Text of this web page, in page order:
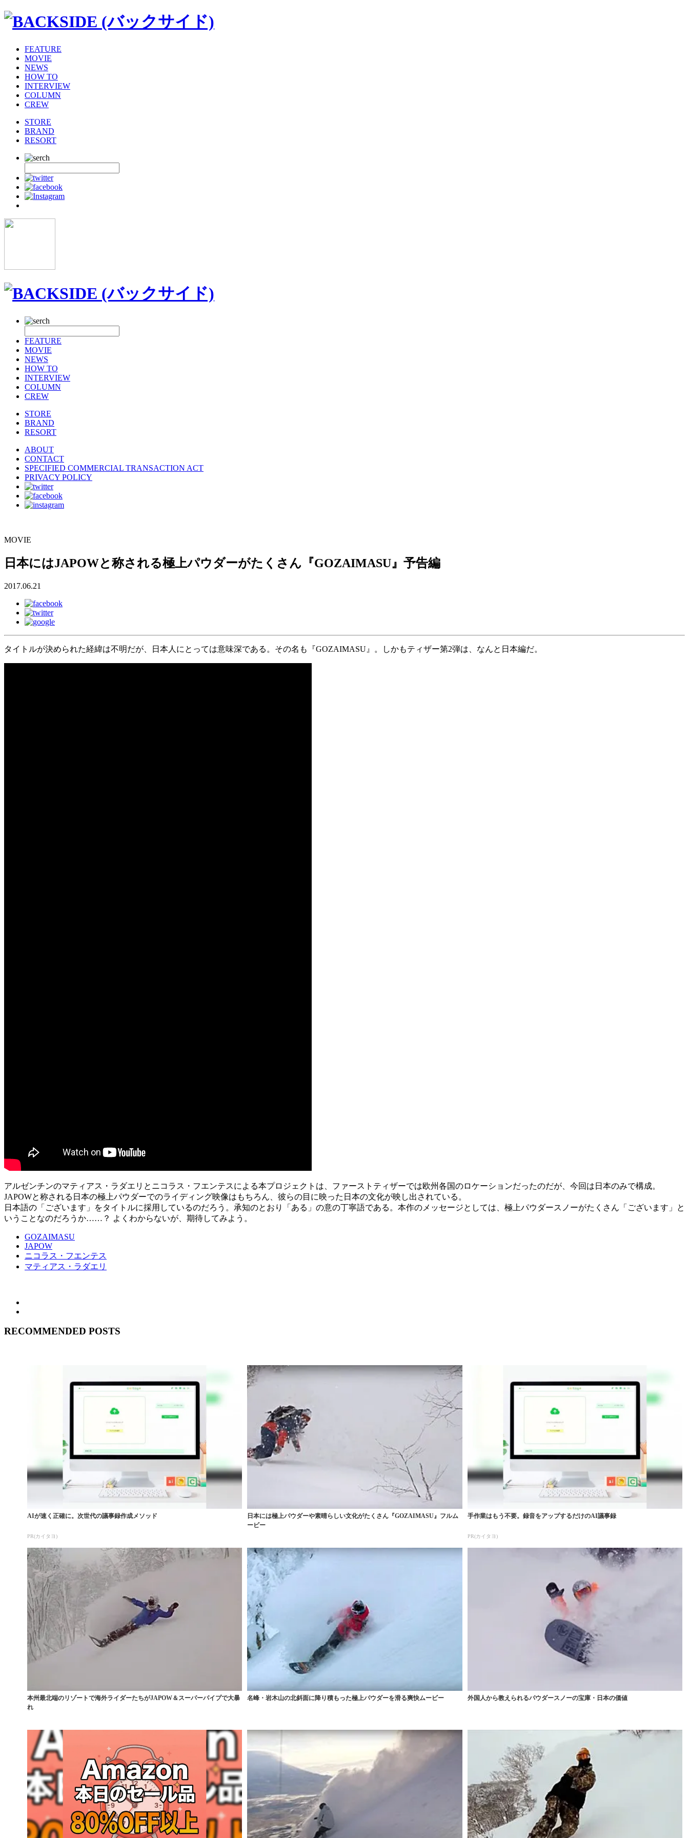
FEATURE
MOVIE
NEWS
HOW TO
INTERVIEW
COLUMN
CREW
STORE
BRAND
RESORT
FEATURE
MOVIE
NEWS
HOW TO
INTERVIEW
COLUMN
CREW
STORE
BRAND
RESORT
ABOUT
CONTACT
SPECIFIED COMMERCIAL TRANSACTION ACT
PRIVACY POLICY
MOVIE
日本にはJAPOWと称される極上パウダーがたくさん『GOZAIMASU』予告編
2017.06.21
タイトルが決められた経緯は不明だが、日本人にとっては意味深である。その名も『GOZAIMASU』。しかもティザー第2弾は、なんと日本編だ。
アルゼンチンのマティアス・ラダエリとニコラス・フエンテスによる本プロジェクトは、ファーストティザーでは欧州各国のロケーションだったのだが、今回は日本のみで構成。
JAPOWと称される日本の極上パウダーでのライディング映像はもちろん、彼らの目に映った日本の文化が映し出されている。
日本語の「ございます」をタイトルに採用しているのだろう。承知のとおり「ある」の意の丁寧語である。本作のメッセージとしては、極上パウダースノーがたくさん「ございます」と
いうことなのだろうか……？ よくわからないが、期待してみよう。
GOZAIMASU
JAPOW
ニコラス・フエンテス
マティアス・ラダエリ
RECOMMENDED POSTS
AIが速く正確に。次世代の議事録作成メソッド
PR(カイタヨ)
日本には極上パウダーや素晴らしい文化がたくさん『GOZAIMASU』フルム
ービー
手作業はもう不要。録音をアップするだけのAI議事録
PR(カイタヨ)
本州最北端のリゾートで海外ライダーたちがJAPOW＆スーパーパイプで大暴
れ
名峰・岩木山の北斜面に降り積もった極上パウダーを滑る爽快ムービー 外国人から教えられるパウダースノーの宝庫・日本の価値